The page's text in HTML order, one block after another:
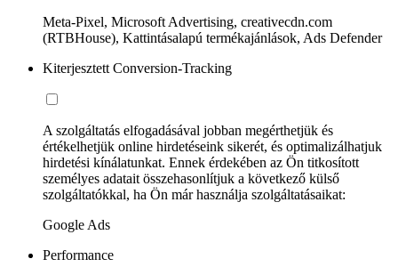
Meta-Pixel, Microsoft Advertising, creativecdn.com
(RTBHouse), Kattintásalapú termékajánlások, Ads Defender
Kiterjesztett Conversion-Tracking
A szolgáltatás elfogadásával jobban megérthetjük és
értékelhetjük online hirdetéseink sikerét, és optimalizálhatjuk
hirdetési kínálatunkat. Ennek érdekében az Ön titkosított
személyes adatait összehasonlítjuk a következő külső
szolgáltatókkal, ha Ön már használja szolgáltatásaikat:
Google Ads
Performance